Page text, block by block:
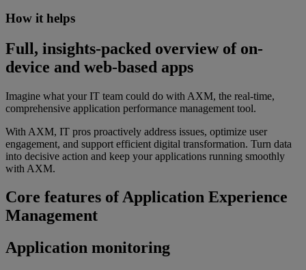
How it helps
Full, insights-packed overview of on-
device and web-based apps
Imagine what your IT team could do with AXM, the real-time,
comprehensive application performance management tool.
With AXM, IT pros proactively address issues, optimize user
engagement, and support efficient digital transformation. Turn data
into decisive action and keep your applications running smoothly
with AXM.
Core features of Application Experience
Management
Application monitoring